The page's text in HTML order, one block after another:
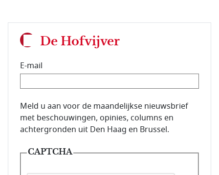
De Hofvijver
E-mail
E-mailadres van de abonnee.
Meld u aan voor de maandelijkse nieuwsbrief
met beschouwingen, opinies, columns en
achtergronden uit Den Haag en Brussel.
CAPTCHA